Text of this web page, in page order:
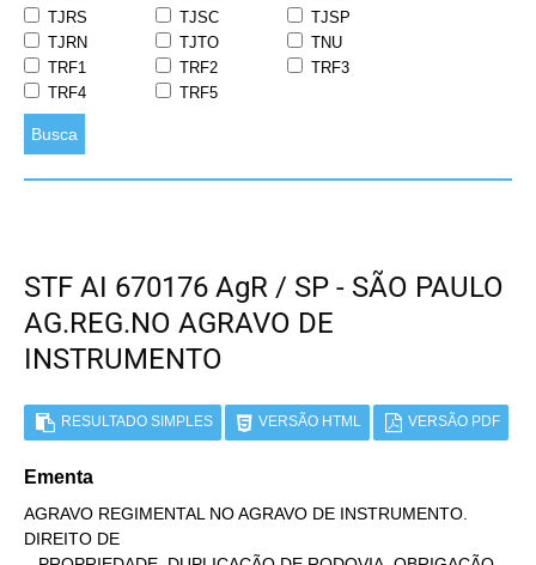
TJRS
TJSC
TJSP
TJRN
TJTO
TNU
TRF1
TRF2
TRF3
TRF4
TRF5
Busca
STF AI 670176 AgR / SP - SÃO PAULO
AG.REG.NO AGRAVO DE
INSTRUMENTO
RESULTADO SIMPLES VERSÃO HTML VERSÃO PDF
Ementa
AGRAVO REGIMENTAL NO AGRAVO DE INSTRUMENTO.
DIREITO DE